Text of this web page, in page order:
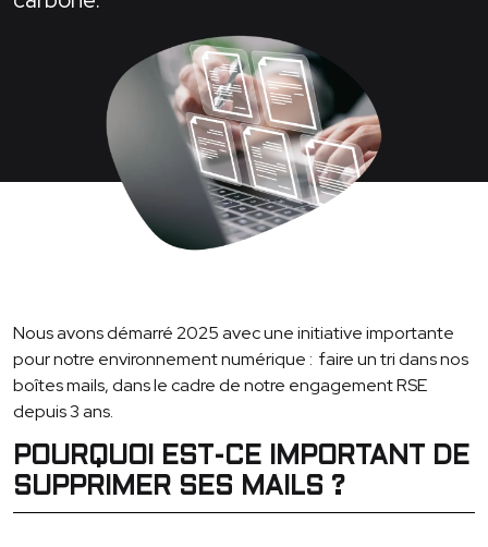
Nous avons démarré 2025 avec une initiative importante
pour notre environnement numérique : faire un tri dans nos
boîtes mails, dans le cadre de notre engagement RSE
depuis 3 ans.
POURQUOI EST-CE IMPORTANT DE
SUPPRIMER SES MAILS ?